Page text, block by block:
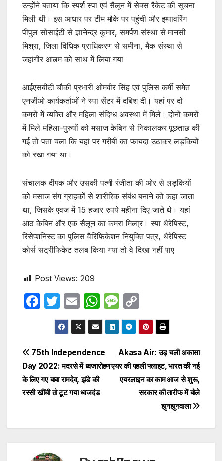
उन्होंने बताया कि स्पर्श स्पा एवं सैलून में सेक्स रैकेट की सूचना
मिली थी। इस आधार पर टीम मौके पर पहुंची और इम्पावरिंग
पीपुल सोसाईटी से ज्ञानेन्द्र कुमार, समर्पण संस्था से मानसी
मिश्रा, जिला विधिक प्राधिकरण से समीना, मैक संस्था से
जहांगीर आलम को साथ में लिया गया
आईएसबीटी चौकी प्रभारी ओमवीर सिंह एवं पुलिस कर्मी समेत
एनजीओ कार्यकर्ताओं ने स्पा सेंटर में दबिश दी। यहां पर दो
कमरों में व्यक्ति और महिला संदिग्ध अवस्था में मिले। दोनों कमरों
में मिले महिला-पुरुषों को मसाज केबिन से निकालकर पूछताछ की
गई तो पता चला कि यहां पर गरीबी का फायदा उठाकर लड़कियों
को रखा गया था।
संचालक दीपक और उसकी पत्नी रंजीता की ओर से लड़कियों
को मसाज संग ग्राहकों से शारीरिक संबंध बनाने को कहा जाता
था, जिसके एवज में 15 हजार रुपये महीना दिए जाते थे। यहां
आठ केबिन और एक सैलून का कमरा मिला्र। स्पा थैरेपिस्ट,
रिसेप्शनिस्ट का पुलिस वैरिफिकेशन नियुक्ति पत्र, थैरेपिस्ट
कोर्स सट्रीफिकेट तलब किया गया तो वे दिखा नहीं पाए
Post Views: 209
F
e
b
o
o
T
w
itt
er
E
m
ail
W
h
at
s
A
p
p
M
e
s
s
a
g
o
p
y
Li
n
k
Post
navigation
Akasa Air: उड़ चली अकासा
एयर की पहली फ्लाइट, भारत की नई
एयरलाइन का काम आज से शुरू,
सरकार की तारीफ में बोले
झुनझुनवाला
75th Independence
Day 2022: मदरसे में ध्वजारोहण
के लिए गए बाबा रामदेव, झंडे की
रस्सी खींची तो टूट गया ध्वजदंड